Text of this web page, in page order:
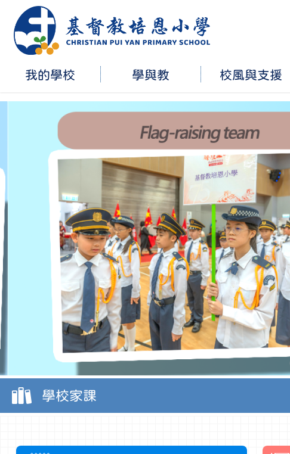
我的學校 學與教 校風與支援
學校家課